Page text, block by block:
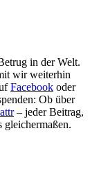
in der Welt.
wir weiterhin
Facebook oder
Ob über
– jeder Beitrag,